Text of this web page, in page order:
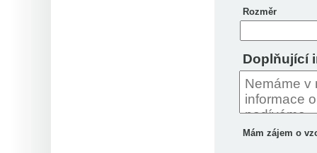
Rozměr
Doplňující
Mám zájem o